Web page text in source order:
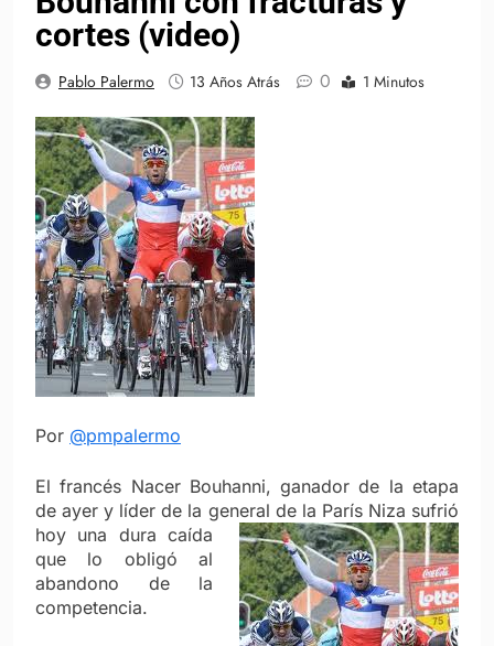
cortes (video)
Pablo Palermo 13 Años Atrás 0 1 Minutos
Por @pmpalermo
El francés Nacer Bouhanni, ganador de la etapa
de ayer y líder de la general de la París Niza sufrió
hoy una dura caída
que lo obligó al
abandono de la
competencia.